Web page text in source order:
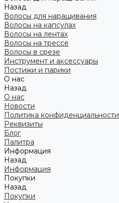
Назад
Волосы для наращивания
Волосы на капсулах
Волосы на лентах
Волосы на трессе
Волосы в срезе
Инструмент и аксессуары
Постижи и парики
О нас
Назад
О нас
Новости
Политика конфиденциальности
Реквизиты
Блог
Палитра
Информация
Назад
Информация
Покупки
Назад
Покупки